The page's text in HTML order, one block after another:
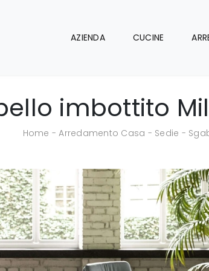
AZIENDA CUCINE
imbottito
Home -Arredamento Casa - Sedie -